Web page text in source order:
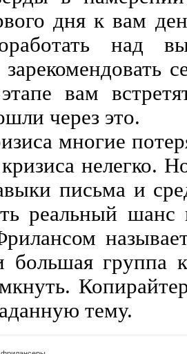
дня к вам
над
вам
через это.
многие
нелегко.
письма и
реальный шанс
большая группа
тему.